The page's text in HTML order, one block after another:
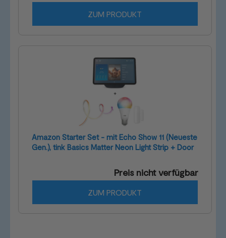
ZUM PRODUKT
Amazon Starter Set - mit Echo Show 11 (Neueste
Gen.), tink Basics Matter Neon Light Strip + Door
Preis nicht verfügbar
ZUM PRODUKT